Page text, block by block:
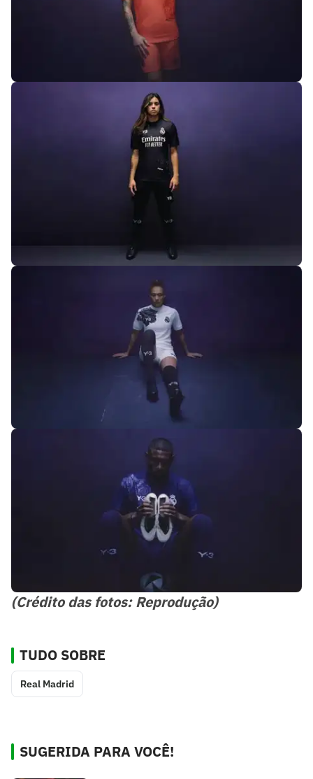
(Crédito das fotos: Reprodução)
TUDO SOBRE
Real Madrid
SUGERIDA PARA VOCÊ!